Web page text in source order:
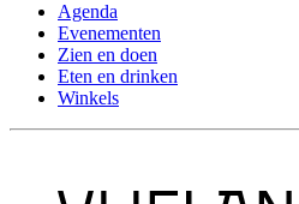
Agenda
Evenementen
Zien en doen
Eten en drinken
Winkels